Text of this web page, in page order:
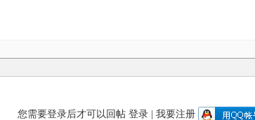
您需要登录后才可以回帖 登录| 我要注册